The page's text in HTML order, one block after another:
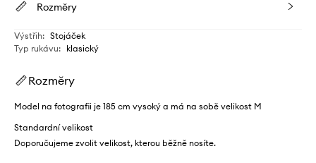
Rozměry
Výstřih: Stojáček
Typ rukávu: klasický
Rozměry
Model na fotografii je 185 cm vysoký a má na sobě velikost M
Standardní velikost
Doporučujeme zvolit velikost, kterou běžně nosíte.